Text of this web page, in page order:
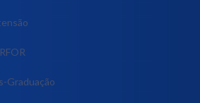
Graduação